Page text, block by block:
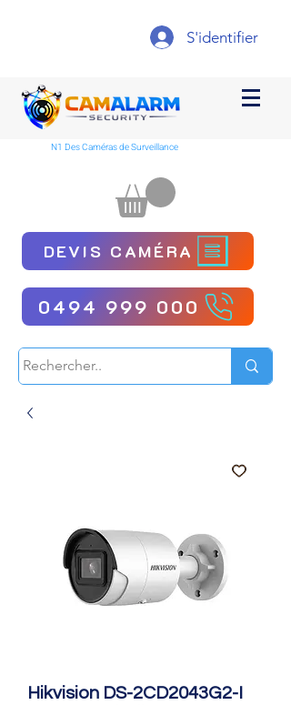
S'identifier
N1 Des Caméras de Surveillance
DEVIS CAMÉRA
0494 999 000
Hikvision DS-2CD2043G2-I